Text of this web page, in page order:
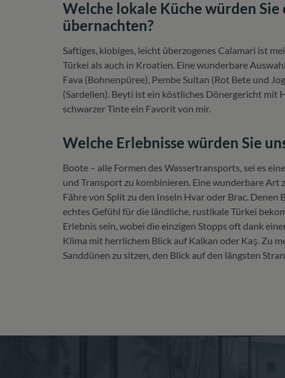
Welche lokale Küche würden
übernachten?
Saftiges, klobiges, leicht überzogenes Calamari ist
Türkei als auch in Kroatien. Eine wunderbare
Fava (Bohnenpüree), Pembe Sultan (Rot Bete und
(Sardellen). Beyti ist ein köstliches Dönergericht mit
schwarzer Tinte ein Favorit von mir.
Welche Erlebnisse würden Sie
Boote – alle Formen des Wassertransports, sei es
und Transport zu kombinieren. Eine wunderbare
Fähre von Split zu den Inseln Hvar oder Brac.
echtes Gefühl für die ländliche, rustikale Türkei
Erlebnis sein, wobei die einzigen Stopps oft dank
Klima mit herrlichem Blick auf Kalkan oder Kaş. Zu
Sanddünen zu sitzen, den Blick auf den längsten